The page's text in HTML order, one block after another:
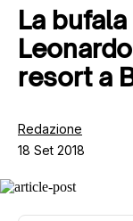
Tutti gli articoli
Chi siamo
Contatti
La
resort a
Redazione
18 Set 2018